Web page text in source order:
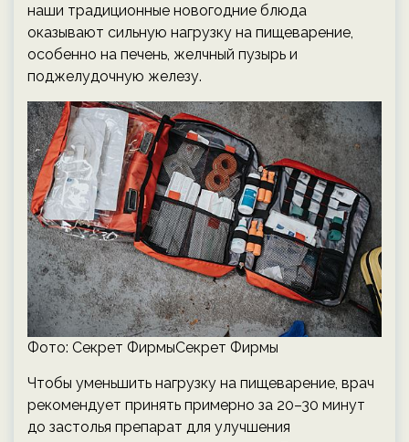
наши традиционные новогодние блюда
оказывают сильную нагрузку на пищеварение,
особенно на печень, желчный пузырь и
поджелудочную железу.
Фото: Секрет ФирмыСекрет Фирмы
Чтобы уменьшить нагрузку на пищеварение, врач
рекомендует принять примерно за 20–30 минут
до застолья препарат для улучшения